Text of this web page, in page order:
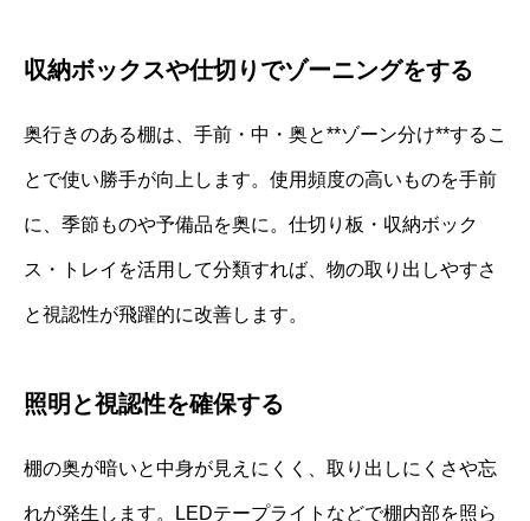
収納ボックスや仕切りでゾーニングをする
奥行きのある棚は、手前・中・奥と**ゾーン分け**するこ
とで使い勝手が向上します。使用頻度の高いものを手前
に、季節ものや予備品を奥に。仕切り板・収納ボック
ス・トレイを活用して分類すれば、物の取り出しやすさ
と視認性が飛躍的に改善します。
照明と視認性を確保する
棚の奥が暗いと中身が見えにくく、取り出しにくさや忘
れが発生します。LEDテープライトなどで棚内部を照ら